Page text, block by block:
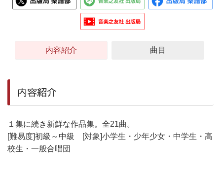
内容紹介 曲目
内容紹介
１集に続き新鮮な作品集。全21曲。
[難易度]初級～中級 [対象]小学生・少年少女・中学生・高
校生・一般合唱団